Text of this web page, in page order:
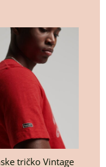
tričko Vintage